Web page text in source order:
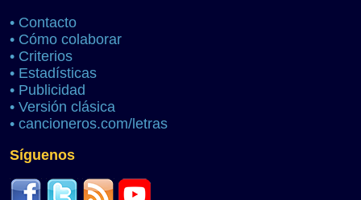
• Contacto
• Cómo colaborar
• Criterios
• Estadísticas
• Publicidad
• Versión clásica
• cancioneros.com/letras
Síguenos